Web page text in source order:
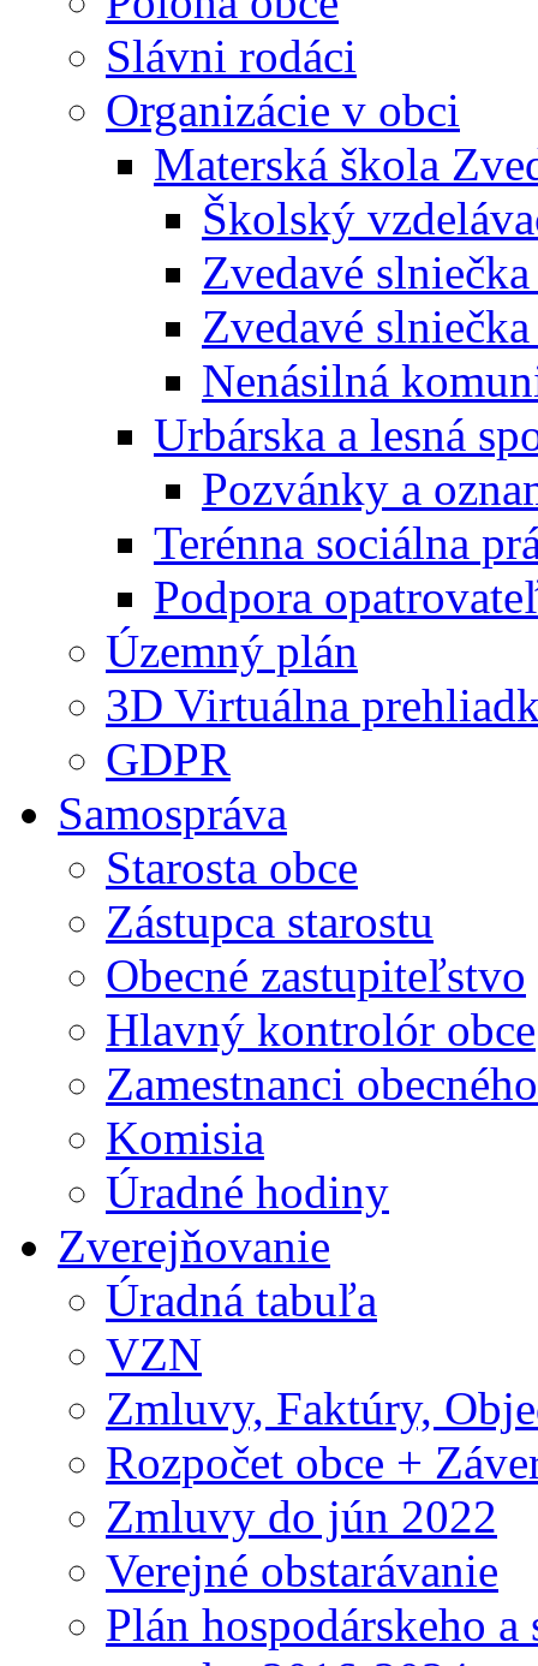
Slávni rodáci
Organizácie v obci
Materská škola
Školský
Zvedavé
Zvedavé
Nenásilná
Urbárska a lesná
Pozvánky a
Terénna sociálna
Podpora
Územný plán
3D Virtuálna
GDPR
Samospráva
Starosta obce
Zástupca starostu
Obecné zastupiteľstvo
Hlavný kontrolór obce
Zamestnanci
Komisia
Úradné hodiny
Zverejňovanie
Úradná tabuľa
VZN
Zmluvy, Faktúry,
Rozpočet obce +
Zmluvy do jún 2022
Verejné obstarávanie
Plán hospodárskeho